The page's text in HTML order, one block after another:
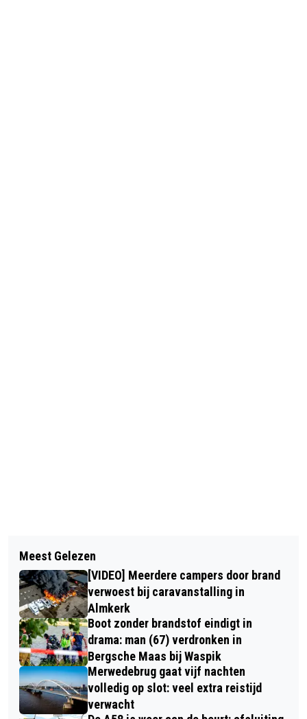
STATIEGELD OP BLIK VANAF 1 APRIL
MAN (37) OPGEPAKT UIT OUD
HEUSDEN VOOR HANDEL IN DRUGS
Meest Gelezen
[VIDEO] Meerdere campers door brand
verwoest bij caravanstalling in
Almkerk
Boot zonder brandstof eindigt in
drama: man (67) verdronken in
Bergsche Maas bij Waspik
Merwedebrug gaat vijf nachten
volledig op slot: veel extra reistijd
verwacht